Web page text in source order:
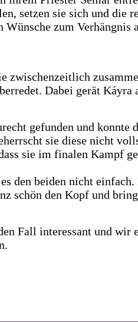
setzen sie sich und die
zum Verhängnis
zwischenzeitlich
Dabei gerät Káyra
gefunden und konnte
sie diese nicht
sie im finalen Kampf
den beiden nicht
schön den Kopf und
Fall interessant und wir